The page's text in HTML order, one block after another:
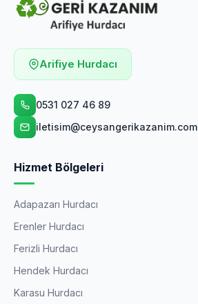
Arifiye Hurdacı
0531 027 46 89
iletisim@ceysangerikazanim.com
Hizmet Bölgeleri
Adapazarı Hurdacı
Erenler Hurdacı
Ferizli Hurdacı
Hendek Hurdacı
Karasu Hurdacı